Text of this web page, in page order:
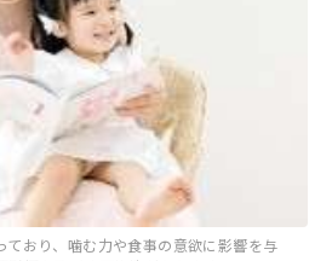
ており、噛む力や食事の意欲に影響を与